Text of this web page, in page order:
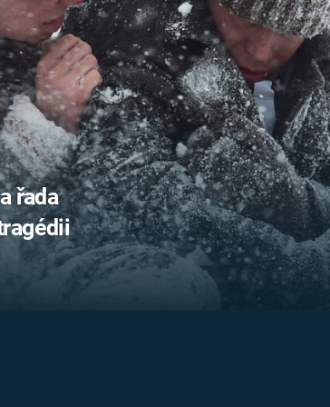
UFO A
MIMOZEMŠŤANÉ
UTAJENÉ PŘÍBĚHY
ČESKÝCH DĚJIN
ALTERNATIVNÍ
HISTORIE
FILMY
REALITA
HORORY
REALITA
OPTICKÉ
KLAMY
řada